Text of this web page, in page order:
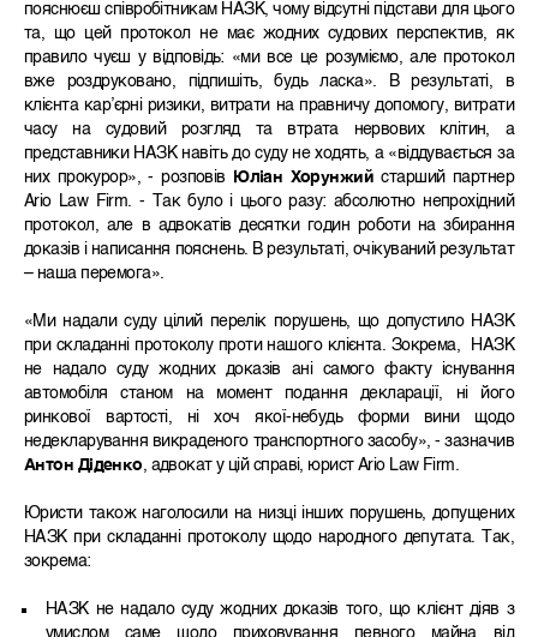
пояснюєш співробітникам НАЗК, чому відсутні підстави для цього
та, що цей протокол не має жодних судових перспектив, як
правило чуєш у відповідь: «ми все це розуміємо, але протокол
вже роздруковано, підпишіть, будь ласка». В результаті, в
клієнта кар’єрні ризики, витрати на правничу допомогу, витрати
часу на судовий розгляд та втрата нервових клітин, а
представники НАЗК навіть до суду не ходять, а «віддувається за
них прокурор», - розповів
Юліан Хорунжий старший партнер
Ario Law Firm. -
Так було і цього разу: абсолютно непрохідний
протокол, але в адвокатів десятки годин роботи на збирання
доказів і написання пояснень. В результаті, очікуваний результат
– наша перемога».
«Ми надали суду цілий перелік порушень, що допустило НАЗК
при складанні протоколу проти нашого клієнта. Зокрема, НАЗК
не надало суду жодних доказів ані самого факту існування
автомобіля станом на момент подання декларації, ні його
ринкової вартості, ні хоч якої-небудь форми вини щодо
недекларування викраденого транспортного засобу», - зазначив
Антон Діденко, адвокат у цій справі, юрист Ario Law Firm.
Юристи також наголосили на низці інших порушень, допущених
НАЗК при складанні протоколу щодо народного депутата. Так,
зокрема:
НАЗК не надало суду жодних доказів того, що клієнт діяв з